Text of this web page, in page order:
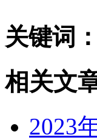
关键词：
相关文
2023